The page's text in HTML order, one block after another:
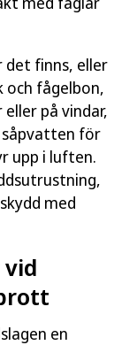
det finns, eller
fågelbon,
på vindar,
såpvatten för
upp i luften.
med
en